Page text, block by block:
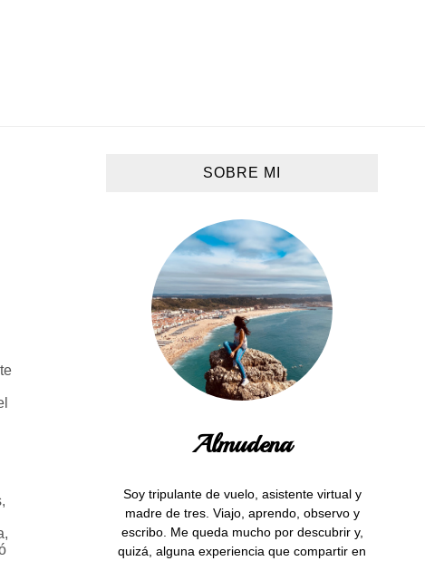
SOBRE MI
Almudena
Soy tripulante de vuelo, asistente virtual y
madre de tres. Viajo, aprendo, observo y
escribo. Me queda mucho por descubrir y,
quizá, alguna experiencia que compartir en